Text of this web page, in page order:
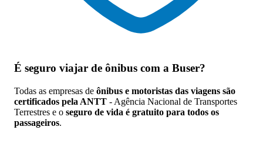
É seguro viajar de ônibus com a Buser?
Todas as empresas de ônibus e motoristas das viagens são
certificados pela ANTT - Agência Nacional de Transportes
Terrestres e o seguro de vida é gratuito para todos os
passageiros.